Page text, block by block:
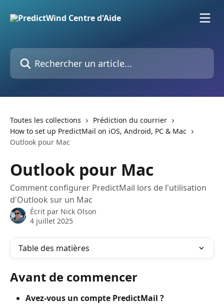
Rechercher un article...
Toutes les collections
Prédiction du courrier
How to set up PredictMail on iOS, Android, PC & Mac
Outlook pour Mac
Outlook pour Mac
Comment configurer PredictMail lors de l'utilisation
d'Outlook sur un Mac
Écrit par Nick Olson
4 juillet 2025
Table des matières
Avant de commencer
Avez-vous un compte PredictMail ?